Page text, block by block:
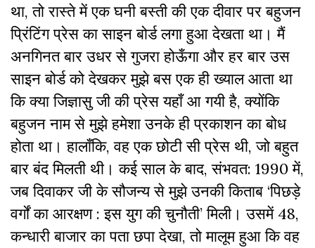
था, तो रास्ते में एक घनी बस्ती की एक दीवार पर बहुजन
प्रिंटिंग प्रेस का साइन बोर्ड लगा हुआ देखता था। मैं
अनगिनत बार उधर से गुजरा होऊँगा और हर बार उस
साइन बोर्ड को देखकर मुझे बस एक ही ख्याल आता था
कि क्या जिज्ञासु जी की प्रेस यहाँ आ गयी है, क्योंकि
बहुजन नाम से मुझे हमेशा उनके ही प्रकाशन का बोध
होता था। हालाँकि, वह एक छोटी सी प्रेस थी, जो बहुत
बार बंद मिलती थी। कई साल के बाद, संभवत: 1990 में,
जब दिवाकर जी के सौजन्य से मुझे उनकी किताब ‘पिछड़े
वर्गों का आरक्षण : इस युग की चुनौती’ मिली। उसमें 48,
कन्धारी बाजार का पता छपा देखा, तो मालूम हुआ कि वह